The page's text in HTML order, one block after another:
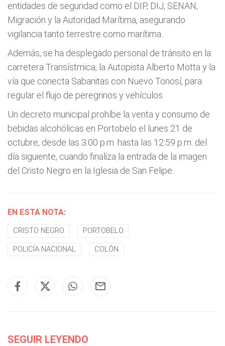
entidades de seguridad como el DIP, DIJ, SENAN,
Migración y la Autoridad Marítima, asegurando
vigilancia tanto terrestre como marítima.
Además, se ha desplegado personal de tránsito en la
carretera Transístmica, la Autopista Alberto Motta y la
vía que conecta Sabanitas con Nuevo Tonosí, para
regular el flujo de peregrinos y vehículos.
Un decreto municipal prohíbe la venta y consumo de
bebidas alcohólicas en Portobelo el lunes 21 de
octubre, desde las 3:00 p.m. hasta las 12:59 p.m. del
día siguiente, cuando finaliza la entrada de la imagen
del Cristo Negro en la Iglesia de San Felipe.
EN ESTA NOTA:
CRISTO NEGRO PORTOBELO
POLICÍA NACIONAL COLÓN
SEGUIR LEYENDO